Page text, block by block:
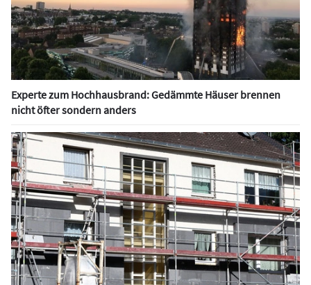
Experte zum Hochhausbrand: Gedämmte Häuser brennen
nicht öfter sondern anders